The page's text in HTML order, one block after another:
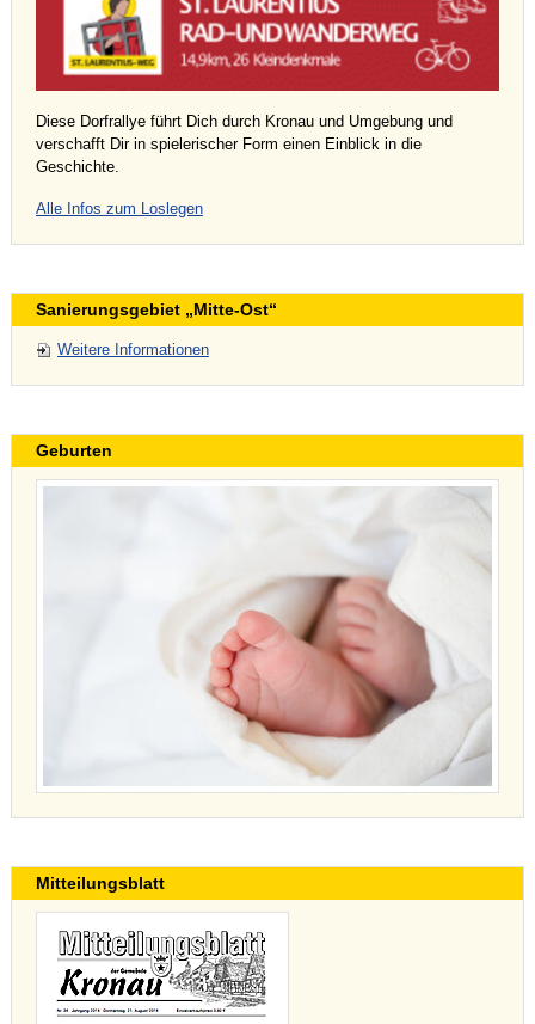
Diese Dorfrallye führt Dich durch Kronau und Umgebung und
verschafft Dir in spielerischer Form einen Einblick in die
Geschichte.
Alle Infos zum Loslegen
Sanierungsgebiet „Mitte-Ost“
Weitere Informationen
Geburten
Mitteilungsblatt